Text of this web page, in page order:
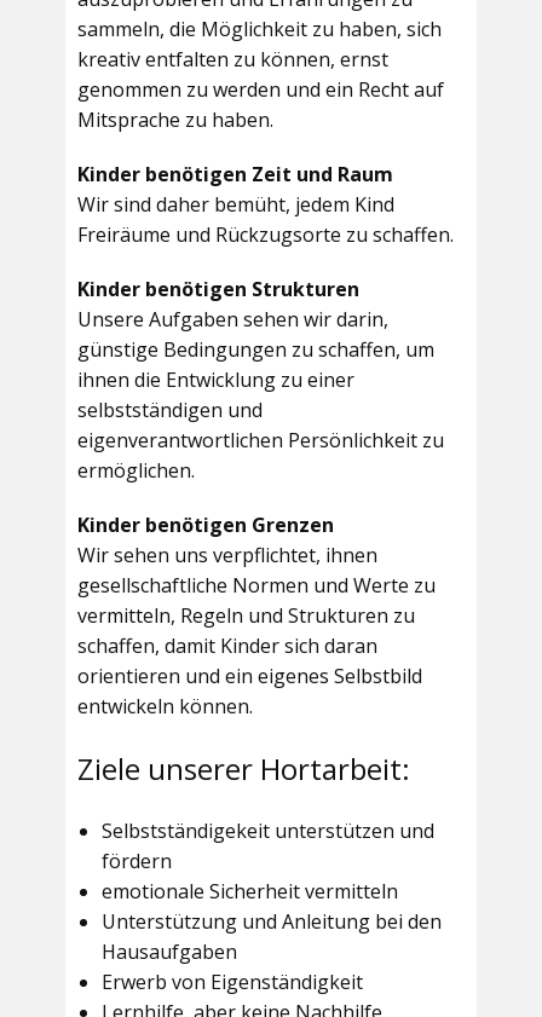
sammeln, die Möglichkeit zu haben, sich
kreativ entfalten zu können, ernst
genommen zu werden und ein Recht auf
Mitsprache zu haben.
Kinder benötigen Zeit und Raum
Wir sind daher bemüht, jedem Kind
Freiräume und Rückzugsorte zu schaffen.
Kinder benötigen Strukturen
Unsere Aufgaben sehen wir darin,
günstige Bedingungen zu schaffen, um
ihnen die Entwicklung zu einer
selbstständigen und
eigenverantwortlichen Persönlichkeit zu
ermöglichen.
Kinder benötigen Grenzen
Wir sehen uns verpflichtet, ihnen
gesellschaftliche Normen und Werte zu
vermitteln, Regeln und Strukturen zu
schaffen, damit Kinder sich daran
orientieren und ein eigenes Selbstbild
entwickeln können.
Ziele unserer Hortarbeit:
Selbstständigekeit unterstützen und
fördern
emotionale Sicherheit vermitteln
Unterstützung und Anleitung bei den
Hausaufgaben
Erwerb von Eigenständigkeit